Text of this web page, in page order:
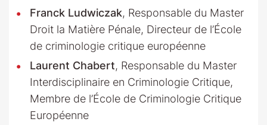
Franck Ludwiczak, Responsable du Master
Droit la Matière Pénale, Directeur de l’École
de criminologie critique européenne
Laurent Chabert, Responsable du Master
Interdisciplinaire en Criminologie Critique,
Membre de l’École de Criminologie Critique
Européenne